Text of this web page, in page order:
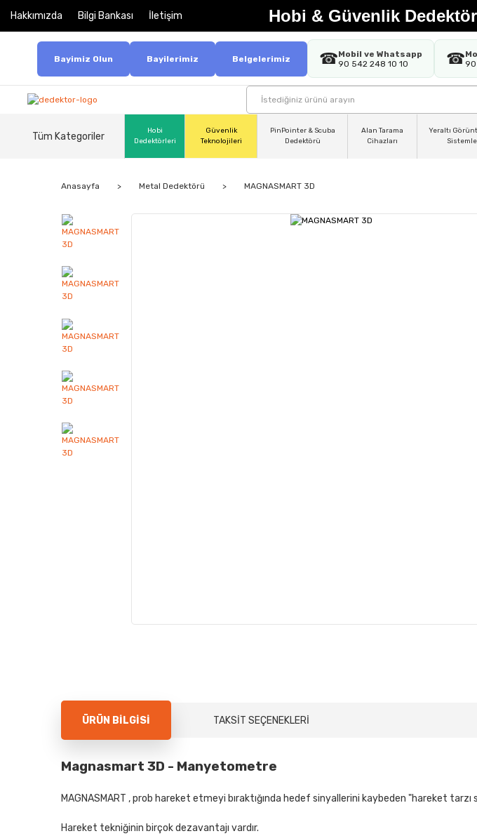
Hakkımızda Bilgi Bankası İletişim Hobi & Güvenlik
Bayimiz Olun Bayilerimiz Belgelerimiz ☎Mobil ve Whatsapp
90 542 248 10 10
☎
Tüm Kategoriler
Hobi
Dedektörleri
Güvenlik
Teknolojileri
PinPointer & Scuba
Dedektörü
Alan Tarama
Cihazları
Yeraltı
Anasayfa Metal Dedektörü MAGNASMART 3D
ÜRÜN BILGISI TAKSIT SEÇENEKLERI
Magnasmart 3D - Manyetometre
MAGNASMART , prob hareket etmeyi bıraktığında hedef sinyallerini kaybeden "hareket
Hareket tekniğinin birçok dezavantajı vardır.